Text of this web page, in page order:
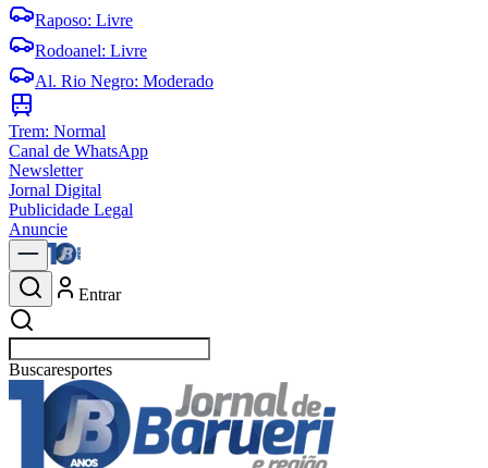
Raposo: Livre
Rodoanel: Livre
Al. Rio Negro: Moderado
Trem: Normal
Canal de WhatsApp
Newsletter
Jornal Digital
Publicidade Legal
Anuncie
Entrar
Buscarpolí